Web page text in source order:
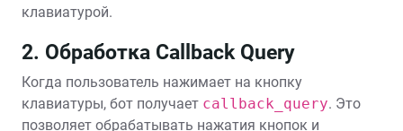
клавиатурой.
2. Обработка Callback Query
Когда пользователь нажимает на кнопку
клавиатуры, бот получает callback_query. Это
позволяет обрабатывать нажатия кнопок и